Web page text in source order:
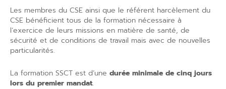
Les membres du CSE ainsi que le référent harcèlement du
CSE bénéficient tous de la formation nécessaire à
l’exercice de leurs missions en matière de santé, de
sécurité et de conditions de travail mais avec de nouvelles
particularités.
La formation SSCT est d’une durée minimale de cinq jours
lors du premier mandat.